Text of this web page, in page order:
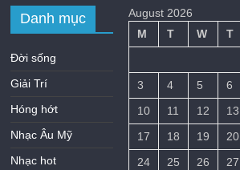
Danh mục
Đời sống
Giải Trí
Hóng hớt
Nhạc Âu Mỹ
Nhạc hot
August 2026
M
T W T
3
4 5 6
10
11 12 13
17
18 19 20
24
25 26 27